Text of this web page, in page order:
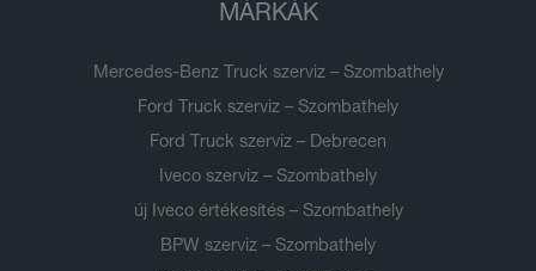
MÁRKÁK
Mercedes-Benz Truck szerviz – Szombathely
Ford Truck szerviz – Szombathely
Ford Truck szerviz – Debrecen
Iveco szerviz – Szombathely
új Iveco értékesítés – Szombathely
BPW szerviz – Szombathely